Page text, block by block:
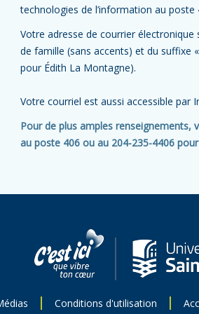
technologies de l’information au poste
Votre adresse de courrier
de famille (sans accents) et du suffixe
pour Édith La Montagne).
Votre courriel est aussi accessible par
Pour de plus amples renseignements,
au poste 406 ou au 204-235-4406
Conditions d'utilisation